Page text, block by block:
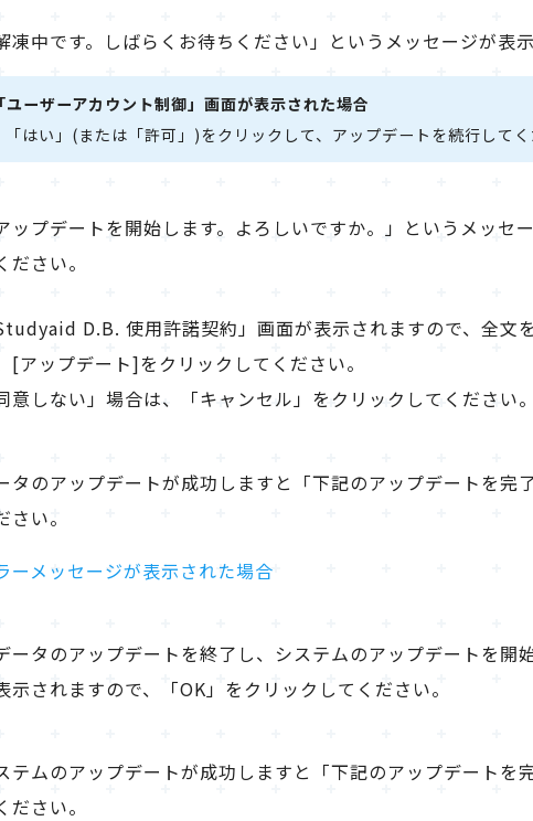
凍中です。しばらくお待ちください」というメッセージが表示
「ユーザーアカウント制御」画面が表示された場合
「はい」(または「許可」)をクリックして、アップデートを続行してく
ップデートを開始します。よろしいですか。」というメッ
ださい。
D.B. 使用許諾契約」画面が表示されますので、全
[アップデート]をクリックしてください。
意しない」場合は、「キャンセル」をクリックしてください。
タのアップデートが成功しますと「下記のアップデートを
さい。
ーメッセージが表示された場合
ータのアップデートを終了し、システムのアップデートを
示されますので、「OK」をクリックしてください。
テムのアップデートが成功しますと「下記のアップデート
ださい。